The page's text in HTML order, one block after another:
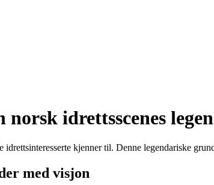
idrettsscenes
kjenner til. Denne legendariske
med visjon